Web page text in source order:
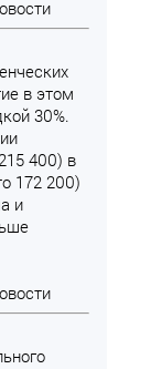
в этом
30%.
400) в
172 200)
и